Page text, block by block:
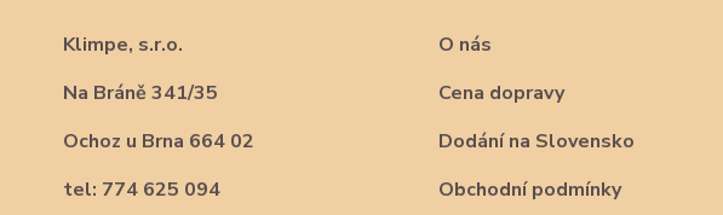
Klimpe, s.r.o.
Na Bráně 341/35
Ochoz u Brna 664 02
tel: 774 625 094
O nás
Cena dopravy
Dodání na Slovensko
Obchodní podmínky